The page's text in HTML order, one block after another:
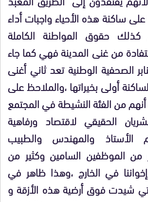
ساكنة هذه الأحياء واجبات أداء
كذلك حقوق المواطنة الكاملة
من غنى المدينة فهي كما جاء
الصحفية الوطنية تعد ثاني أغنى
أولى بخيراتها ،والملاحظ على
أنهم من الفئة النشيطة في المجتمع
الحقيقي لاقتصاد ورفاهية
الأستاذ والمهندس والطبيب
من الموظفين السامين وكثير من
في الخارج ،وهذا ظاهر في
شيدت فوق أرضية هذه الأزقة و